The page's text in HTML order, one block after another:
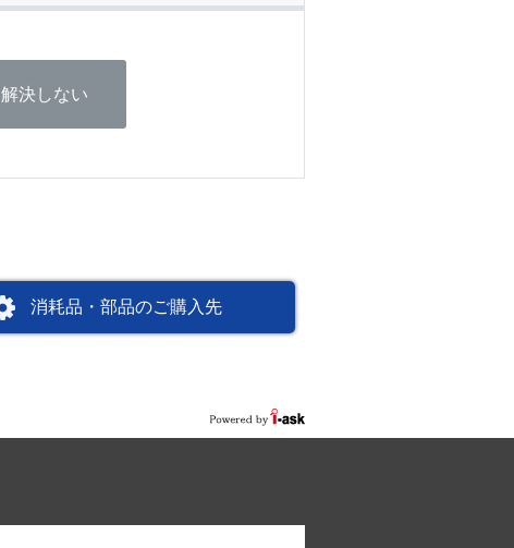
解決しない
消耗品・部品のご購入先